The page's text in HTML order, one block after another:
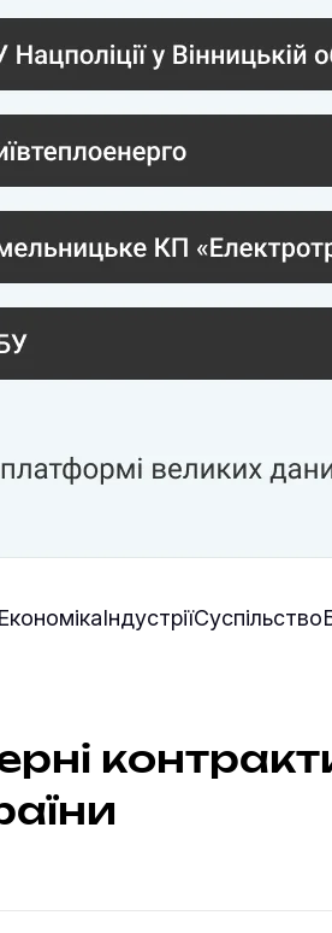
ЕкономікаІндустріїСуспільство